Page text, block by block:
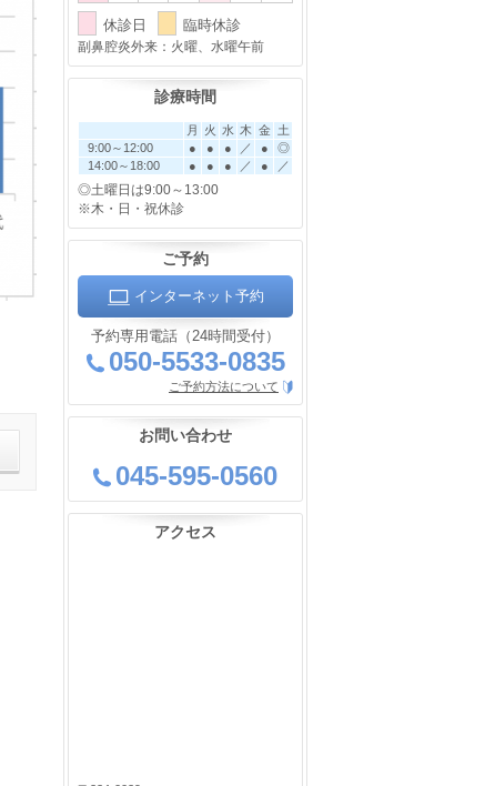
休診日 臨時休診
副鼻腔炎外来：火曜、水曜午前
診療時間
月 火 水 木 金
土
9:00～12:00
● ● ● ／ ●
◎
14:00～18:00
● ● ● ／ ● ／
◎土曜日は9:00～13:00
※木・日・祝休診
ご予約
インターネット予約
予約専用電話（24時間受付）
050-5533-0835
ご予約方法について
お問い合わせ
045-595-0560
アクセス